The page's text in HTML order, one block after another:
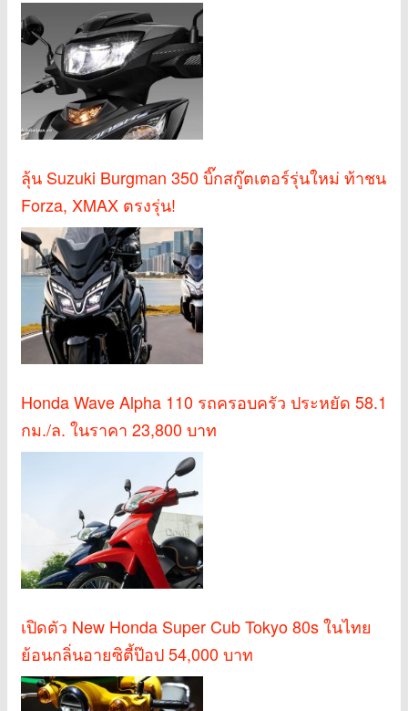
ลุ้น Suzuki Burgman 350 บิ๊กสกู๊ตเตอร์รุ่นใหม่ ท้าชน
Forza, XMAX ตรงรุ่น!
Honda Wave Alpha 110 รถครอบครัว ประหยัด 58.1
กม./ล. ในราคา 23,800 บาท
เปิดตัว New Honda Super Cub Tokyo 80s ในไทย
ย้อนกลิ่นอายซิตี้ป๊อป 54,000 บาท